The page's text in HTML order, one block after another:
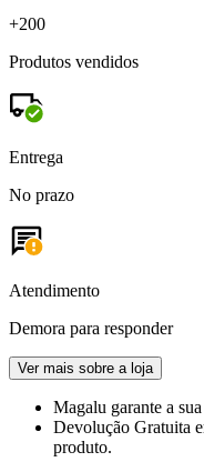
+200
Produtos vendidos
Entrega
No prazo
Atendimento
Demora para responder
Ver mais sobre a loja
Magalu garante a
Devolução Gratuita
produto.